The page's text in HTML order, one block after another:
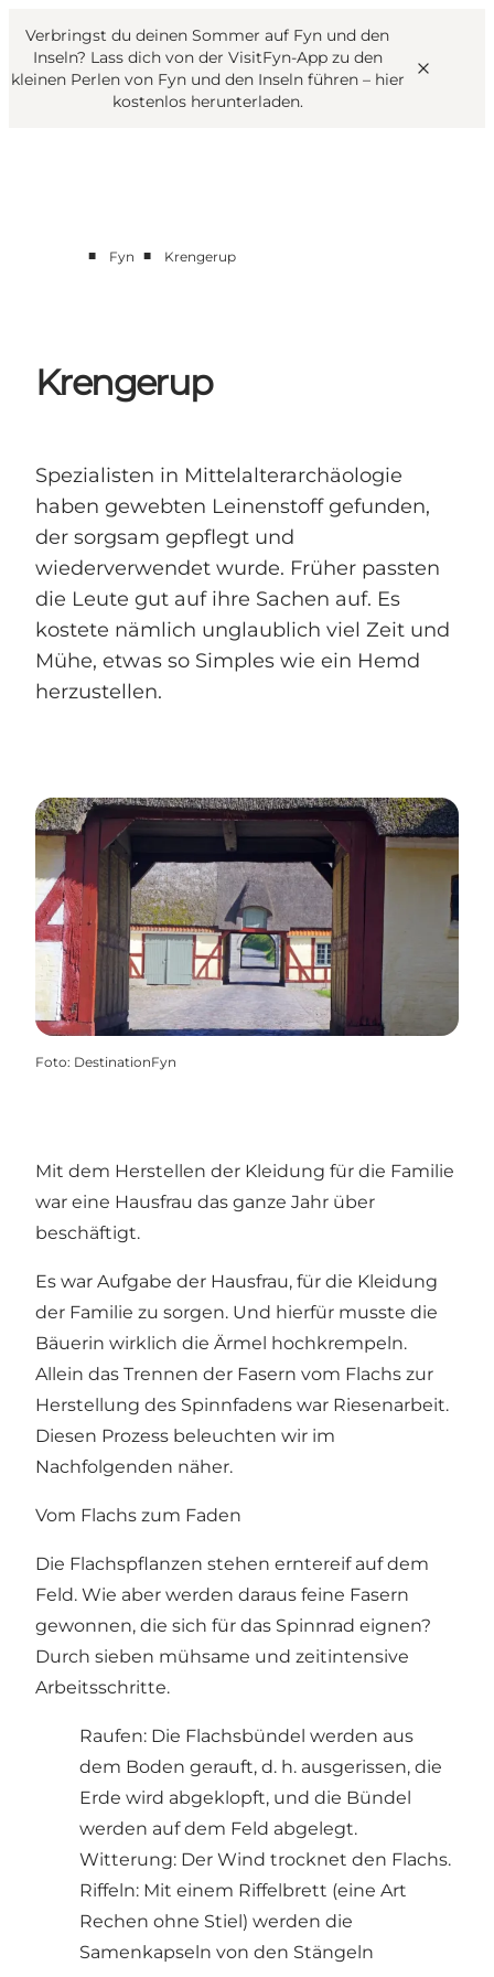
Verbringst du deinen Sommer auf Fyn und den
Inseln? Lass dich von der VisitFyn-App zu den
kleinen Perlen von Fyn und den Inseln führen – hier
kostenlos herunterladen.
Outdoor & bike
VisitFyn
Deutsch
■ Fyn ■ Krengerup
Krengerup
Spezialisten in Mittelalterarchäologie
haben gewebten Leinenstoff gefunden,
der sorgsam gepflegt und
wiederverwendet wurde. Früher passten
die Leute gut auf ihre Sachen auf. Es
kostete nämlich unglaublich viel Zeit und
Mühe, etwas so Simples wie ein Hemd
herzustellen.
Foto: DestinationFyn
Mit dem Herstellen der Kleidung für die Familie
war eine Hausfrau das ganze Jahr über
beschäftigt.
Es war Aufgabe der Hausfrau, für die Kleidung
der Familie zu sorgen. Und hierfür musste die
Bäuerin wirklich die Ärmel hochkrempeln.
Allein das Trennen der Fasern vom Flachs zur
Herstellung des Spinnfadens war Riesenarbeit.
Diesen Prozess beleuchten wir im
Nachfolgenden näher.
Vom Flachs zum Faden
Die Flachspflanzen stehen erntereif auf dem
Feld. Wie aber werden daraus feine Fasern
gewonnen, die sich für das Spinnrad eignen?
Durch sieben mühsame und zeitintensive
Arbeitsschritte.
Raufen: Die Flachsbündel werden aus
dem Boden gerauft, d. h. ausgerissen, die
Erde wird abgeklopft, und die Bündel
werden auf dem Feld abgelegt.
Witterung: Der Wind trocknet den Flachs.
Riffeln: Mit einem Riffelbrett (eine Art
Rechen ohne Stiel) werden die
Samenkapseln von den Stängeln